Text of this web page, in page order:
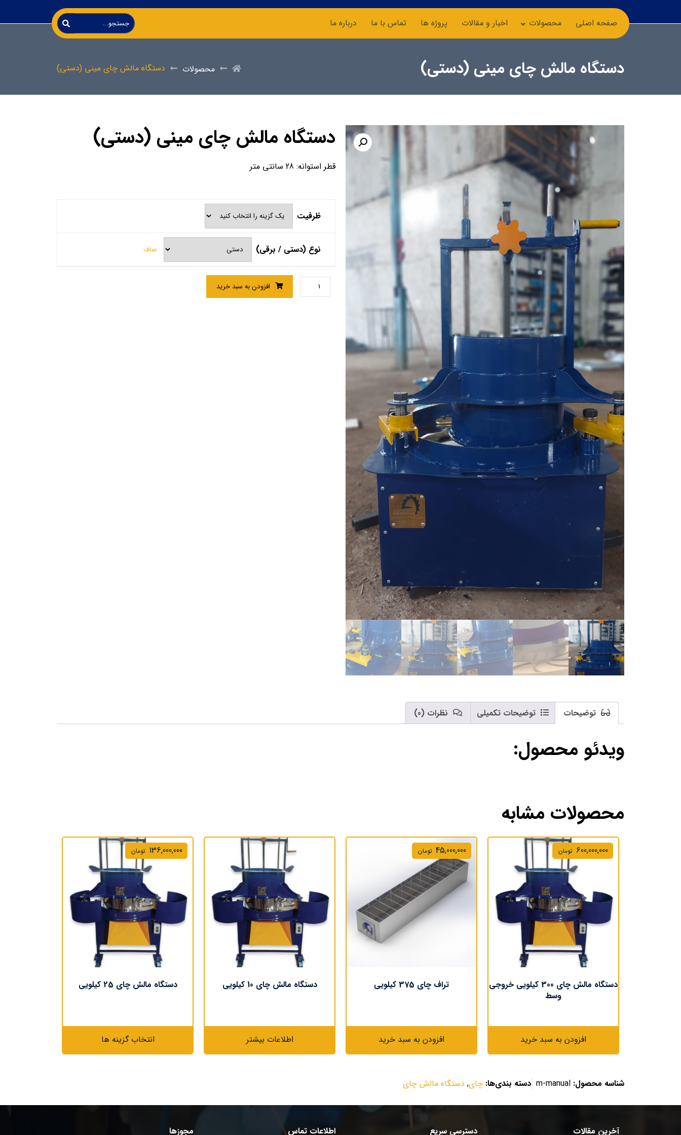
صفحه اصلی محصولات اخبار و مقالات پروژه ها تماس با ما درباره ما
دستگاه مالش چای مینی (دستی) محصولات دستگاه مالش چای مینی (دستی)
دستگاه مالش چای مینی (دستی)
قطر استوانه: 28 سانتی متر
ظرفیت
نوع (دستی / برقی) صاف
افزودن به سبد خرید
توضیحات توضیحات تکمیلی نظرات (0)
ویدئو محصول:
محصولات مشابه
دستگاه مالش چای 300 کیلویی خروجی
وسط
600,000,000 تومان
افزودن به سبد خرید
تراف چای 375 کیلویی
45,000,000 تومان
افزودن به سبد خرید
دستگاه مالش چای 10 کیلویی
اطلاعات بیشتر
دستگاه مالش چای 25 کیلویی
136,000,000 تومان
انتخاب گزینه ها
شناسه محصول: m-manual دسته بندی‌ها: چای, دستگاه مالش چای
آخرین مقالات دسترسی سریع اطلاعات تماس مجوزها